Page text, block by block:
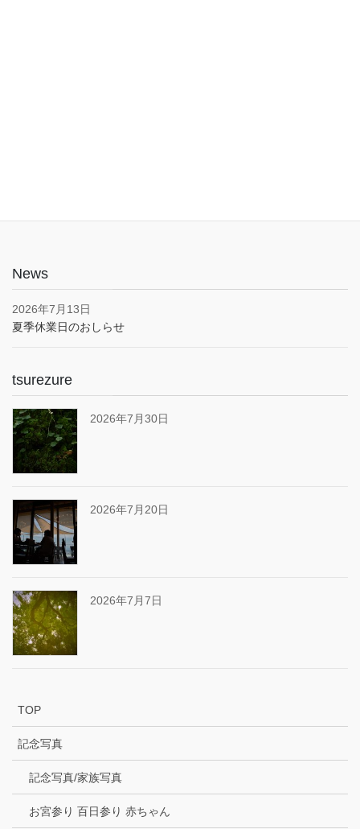
News
2026年7月13日
夏季休業日のおしらせ
tsurezure
2026年7月30日
2026年7月20日
2026年7月7日
TOP
記念写真
記念写真/家族写真
お宮参り 百日参り 赤ちゃん